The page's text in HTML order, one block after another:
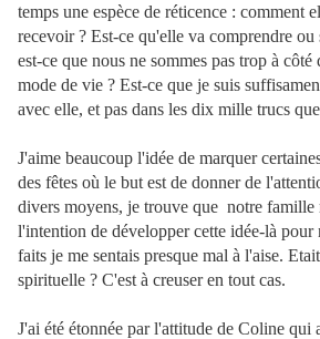
temps une espèce de réticence : comment
recevoir ? Est-ce qu'elle va comprendre ou
est-ce que nous ne sommes pas trop à
mode de vie ? Est-ce que je suis
avec elle, et pas dans les dix mille trucs
J'aime beaucoup l'idée de marquer
des fêtes où le but est de donner de
divers moyens, je trouve que notre famille
l'intention de développer cette idée-là pour
faits je me sentais presque mal à l'aise.
spirituelle ? C'est à creuser en tout cas.
J'ai été étonnée par l'attitude de Coline qui